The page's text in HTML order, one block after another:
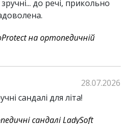
до речі, прикольно
на ортопедичній
28.07.2026
сандалі для літа!
сандалі LadySoft